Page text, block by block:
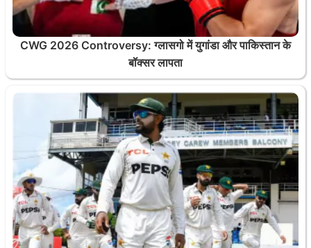
CWG 2026 Controversy: ग्लासगो में युगांडा और पाकिस्तान के
बॉक्सर लापता